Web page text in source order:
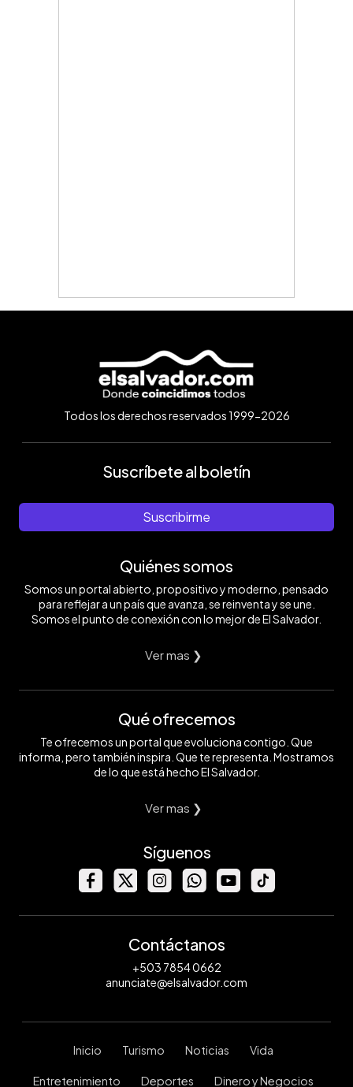
Todos los derechos reservados 1999-2026
Suscríbete al boletín
Suscribirme
Quiénes somos
Somos un portal abierto, propositivo y moderno, pensado
para reflejar a un país que avanza, se reinventa y se une.
Somos el punto de conexión con lo mejor de El Salvador.
Ver mas ❯
Qué ofrecemos
Te ofrecemos un portal que evoluciona contigo. Que
informa, pero también inspira. Que te representa. Mostramos
de lo que está hecho El Salvador.
Ver mas ❯
Síguenos
Contáctanos
+503 7854 0662
anunciate@elsalvador.com
Inicio Turismo Noticias Vida
Entretenimiento Deportes Dinero y Negocios